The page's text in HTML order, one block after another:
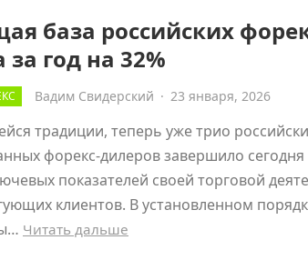
база российских
год на 32%
Вадим Свидерский · 23 января, 2026
традиции, теперь уже трио
форекс-дилеров завершило
показателей своей торговой
клиентов. В установленном
Читать дальше